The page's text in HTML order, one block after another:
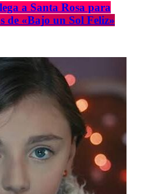
a Santa Rosa para
de «Bajo un Sol Feliz»